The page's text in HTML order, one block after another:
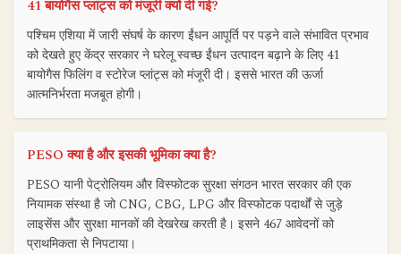
41 बायोगैस प्लांट्स को मंजूरी क्यों दी गई?
पश्चिम एशिया में जारी संघर्ष के कारण ईंधन आपूर्ति पर पड़ने वाले संभावित प्रभाव
को देखते हुए केंद्र सरकार ने घरेलू स्वच्छ ईंधन उत्पादन बढ़ाने के लिए 41
बायोगैस फिलिंग व स्टोरेज प्लांट्स को मंजूरी दी। इससे भारत की ऊर्जा
आत्मनिर्भरता मजबूत होगी।
PESO क्या है और इसकी भूमिका क्या है?
PESO यानी पेट्रोलियम और विस्फोटक सुरक्षा संगठन भारत सरकार की एक
नियामक संस्था है जो CNG, CBG, LPG और विस्फोटक पदार्थों से जुड़े
लाइसेंस और सुरक्षा मानकों की देखरेख करती है। इसने 467 आवेदनों को
प्राथमिकता से निपटाया।